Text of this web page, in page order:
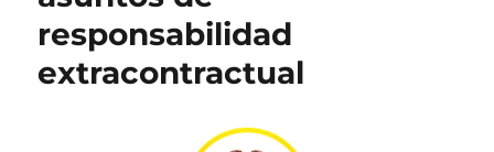
responsabilidad
extracontractual